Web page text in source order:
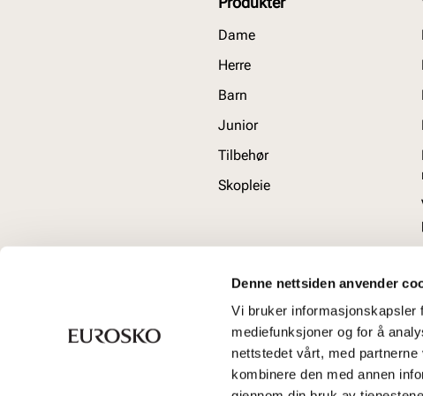
Denne nettsiden anvender
Vi bruker informasjonskapsler
mediefunksjoner og for å
nettstedet vårt, med
kombinere den med annen
Dame
Herre
Barn
Junior
Tilbehør
Skopleie